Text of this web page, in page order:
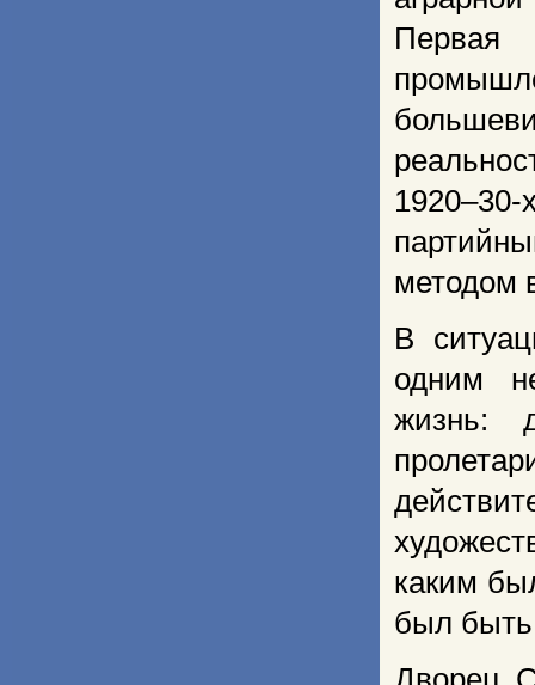
1920–30-
методом
В
одним
жизнь:
каким
был